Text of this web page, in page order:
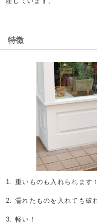
特徴
1. 重いものも入れられます！
2. 濡れたものを入れても破
3. 軽い！